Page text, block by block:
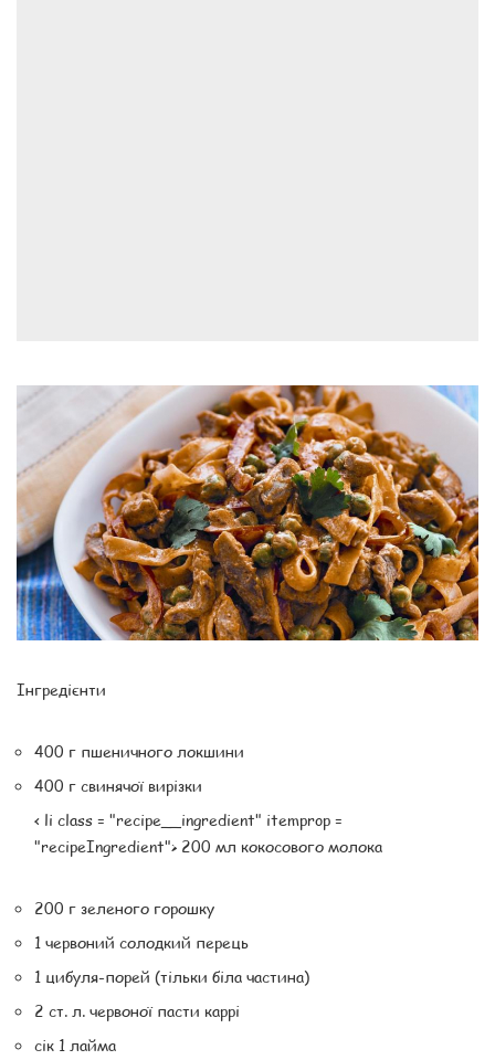
Інгредієнти
400 г пшеничного локшини
400 г свинячої вирізки
< li class = "recipe__ingredient" itemprop =
"recipeIngredient"> 200 мл кокосового молока
200 г зеленого горошку
1 червоний солодкий перець
1 цибуля-порей (тільки біла частина)
2 ст. л. червоної пасти каррі
сік 1 лайма